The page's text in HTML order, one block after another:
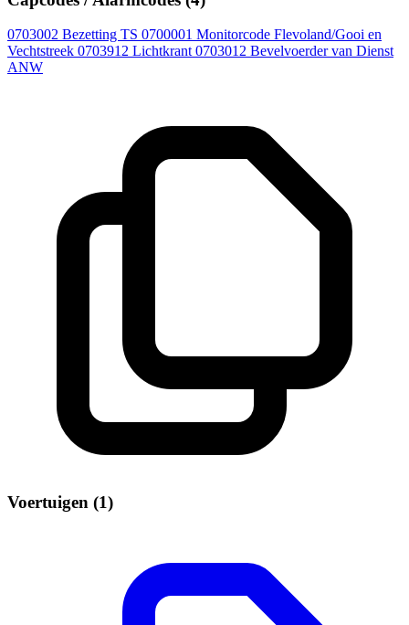
0703002 Bezetting TS 0700001 Monitorcode Flevoland/Gooi en
Vechtstreek 0703912 Lichtkrant 0703012 Bevelvoerder van Dienst
ANW
Voertuigen (1)